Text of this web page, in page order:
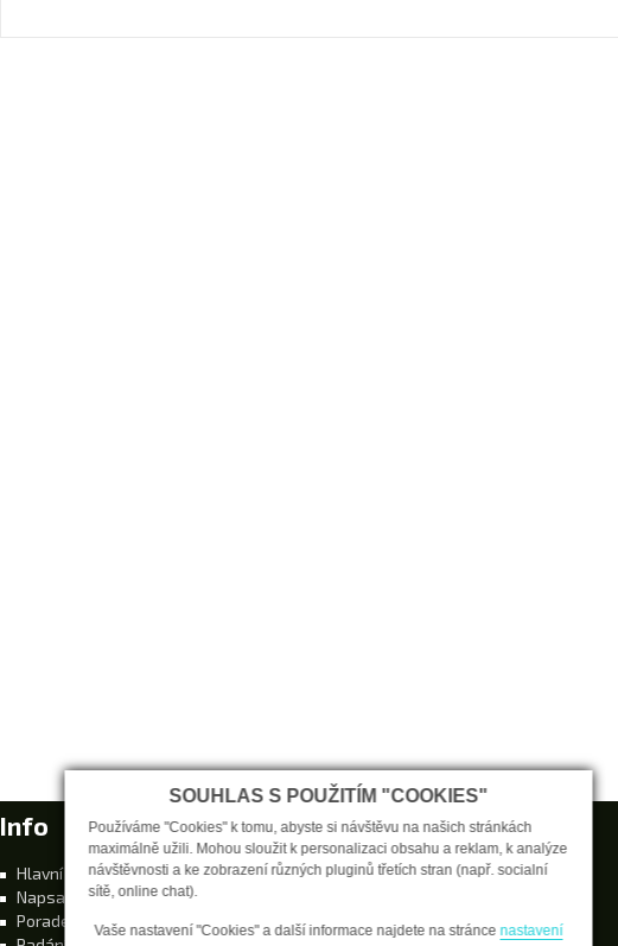
SOUHLAS S POUŽITÍM "COOKIES"
Používáme "Cookies" k tomu, abyste si návštěvu na našich stránkách
maximálně užili. Mohou sloužit k personalizaci obsahu a reklam, k analýze
návštěvnosti a ke zobrazení různých pluginů třetích stran (např. socialní
sítě, online chat).
Vaše nastavení "Cookies" a další informace najdete na stránce nastavení
Info
Hlavní stránka
Napsali o nás
Poradenství
O nákupu
Vstoupit do e-shopu
Doprava a platba